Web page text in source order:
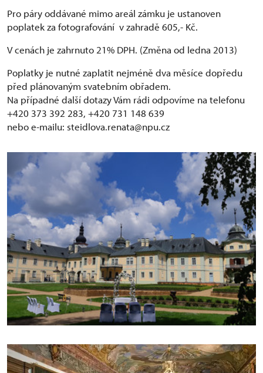
Pro páry oddávané mimo areál zámku je ustanoven
poplatek za fotografování v zahradě 605,- Kč.
V cenách je zahrnuto 21% DPH. (Změna od ledna 2013)
Poplatky je nutné zaplatit nejméně dva měsíce dopředu
před plánovaným svatebním obřadem.
Na případné další dotazy Vám rádi odpovíme na telefonu
+420 373 392 283, +420 731 148 639
nebo e-mailu: steidlova.renata@npu.cz